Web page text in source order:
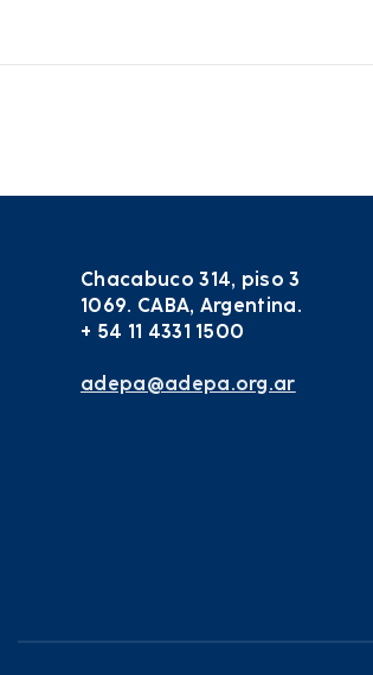
Chacabuco 314, piso 3
1069. CABA, Argentina.
+ 54 11 4331 1500
adepa@adepa.org.ar